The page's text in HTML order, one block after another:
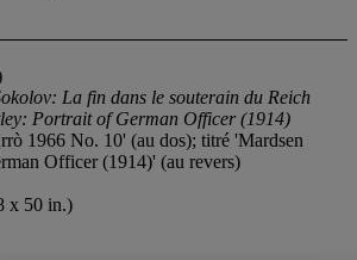
La fin dans le souterain du Reich
Portrait of German Officer (1914)
1966 No. 10' (au dos); titré 'Mardsen
Officer (1914)' (au revers)
x 50 in.)